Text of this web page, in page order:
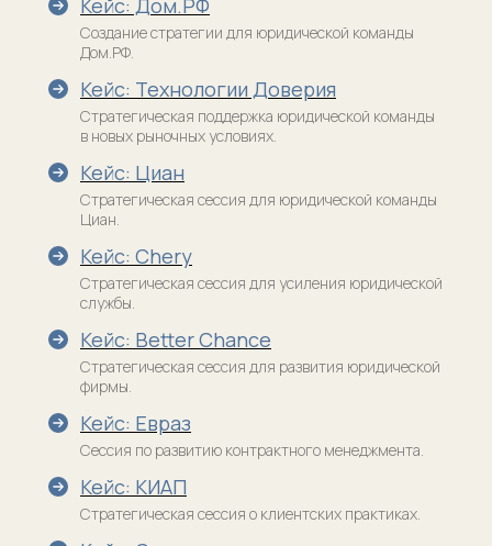
Кейс: Дом.РФ
Создание стратегии для юридической команды
Дом.РФ.
Кейс: Технологии Доверия
Стратегическая поддержка юридической команды
в новых рыночных условиях.
Кейс: Циан
Стратегическая сессия для юридической команды
Циан.
Кейс: Chery
Стратегическая сессия для усиления юридической
службы.
Кейс: Better Chance
Стратегическая сессия для развития юридической
фирмы.
Кейс: Евраз
Сессия по развитию контрактного менеджмента.
Кейс: КИАП
Стратегическая сессия о клиентских практиках.
провайдер юридических услуг», ИНН 9 703 118 524,
Сведения об образовательной организации
Лицензия на образовательную деятельность
Договор-оферта
Политика конфиденциальности
Я прочитал(а) и принимаю условия
Пользовательского соглашения и Политики
конфиденциальности, я даю согласие
на обработку персональных данных и рассылку
материалов
Подписаться